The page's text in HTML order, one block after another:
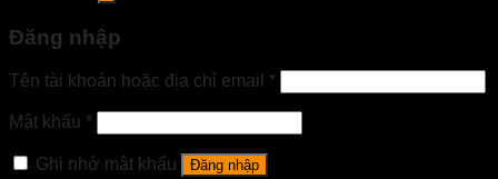
Đăng nhập
Tên tài khoản hoặc địa chỉ email *
Mật khẩu *
Ghi nhớ mật khẩu Đăng nhập